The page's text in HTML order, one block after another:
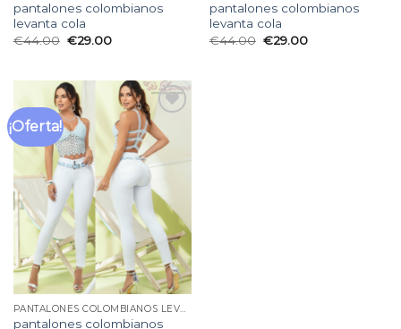
pantalones colombianos
levanta cola
€44.00 €29.00
pantalones colombianos
levanta cola
€44.00 €29.00
¡Oferta!
Añadir
a la
lista
de
deseos
PANTALONES COLOMBIANOS LEVANTA COLA
pantalones colombianos